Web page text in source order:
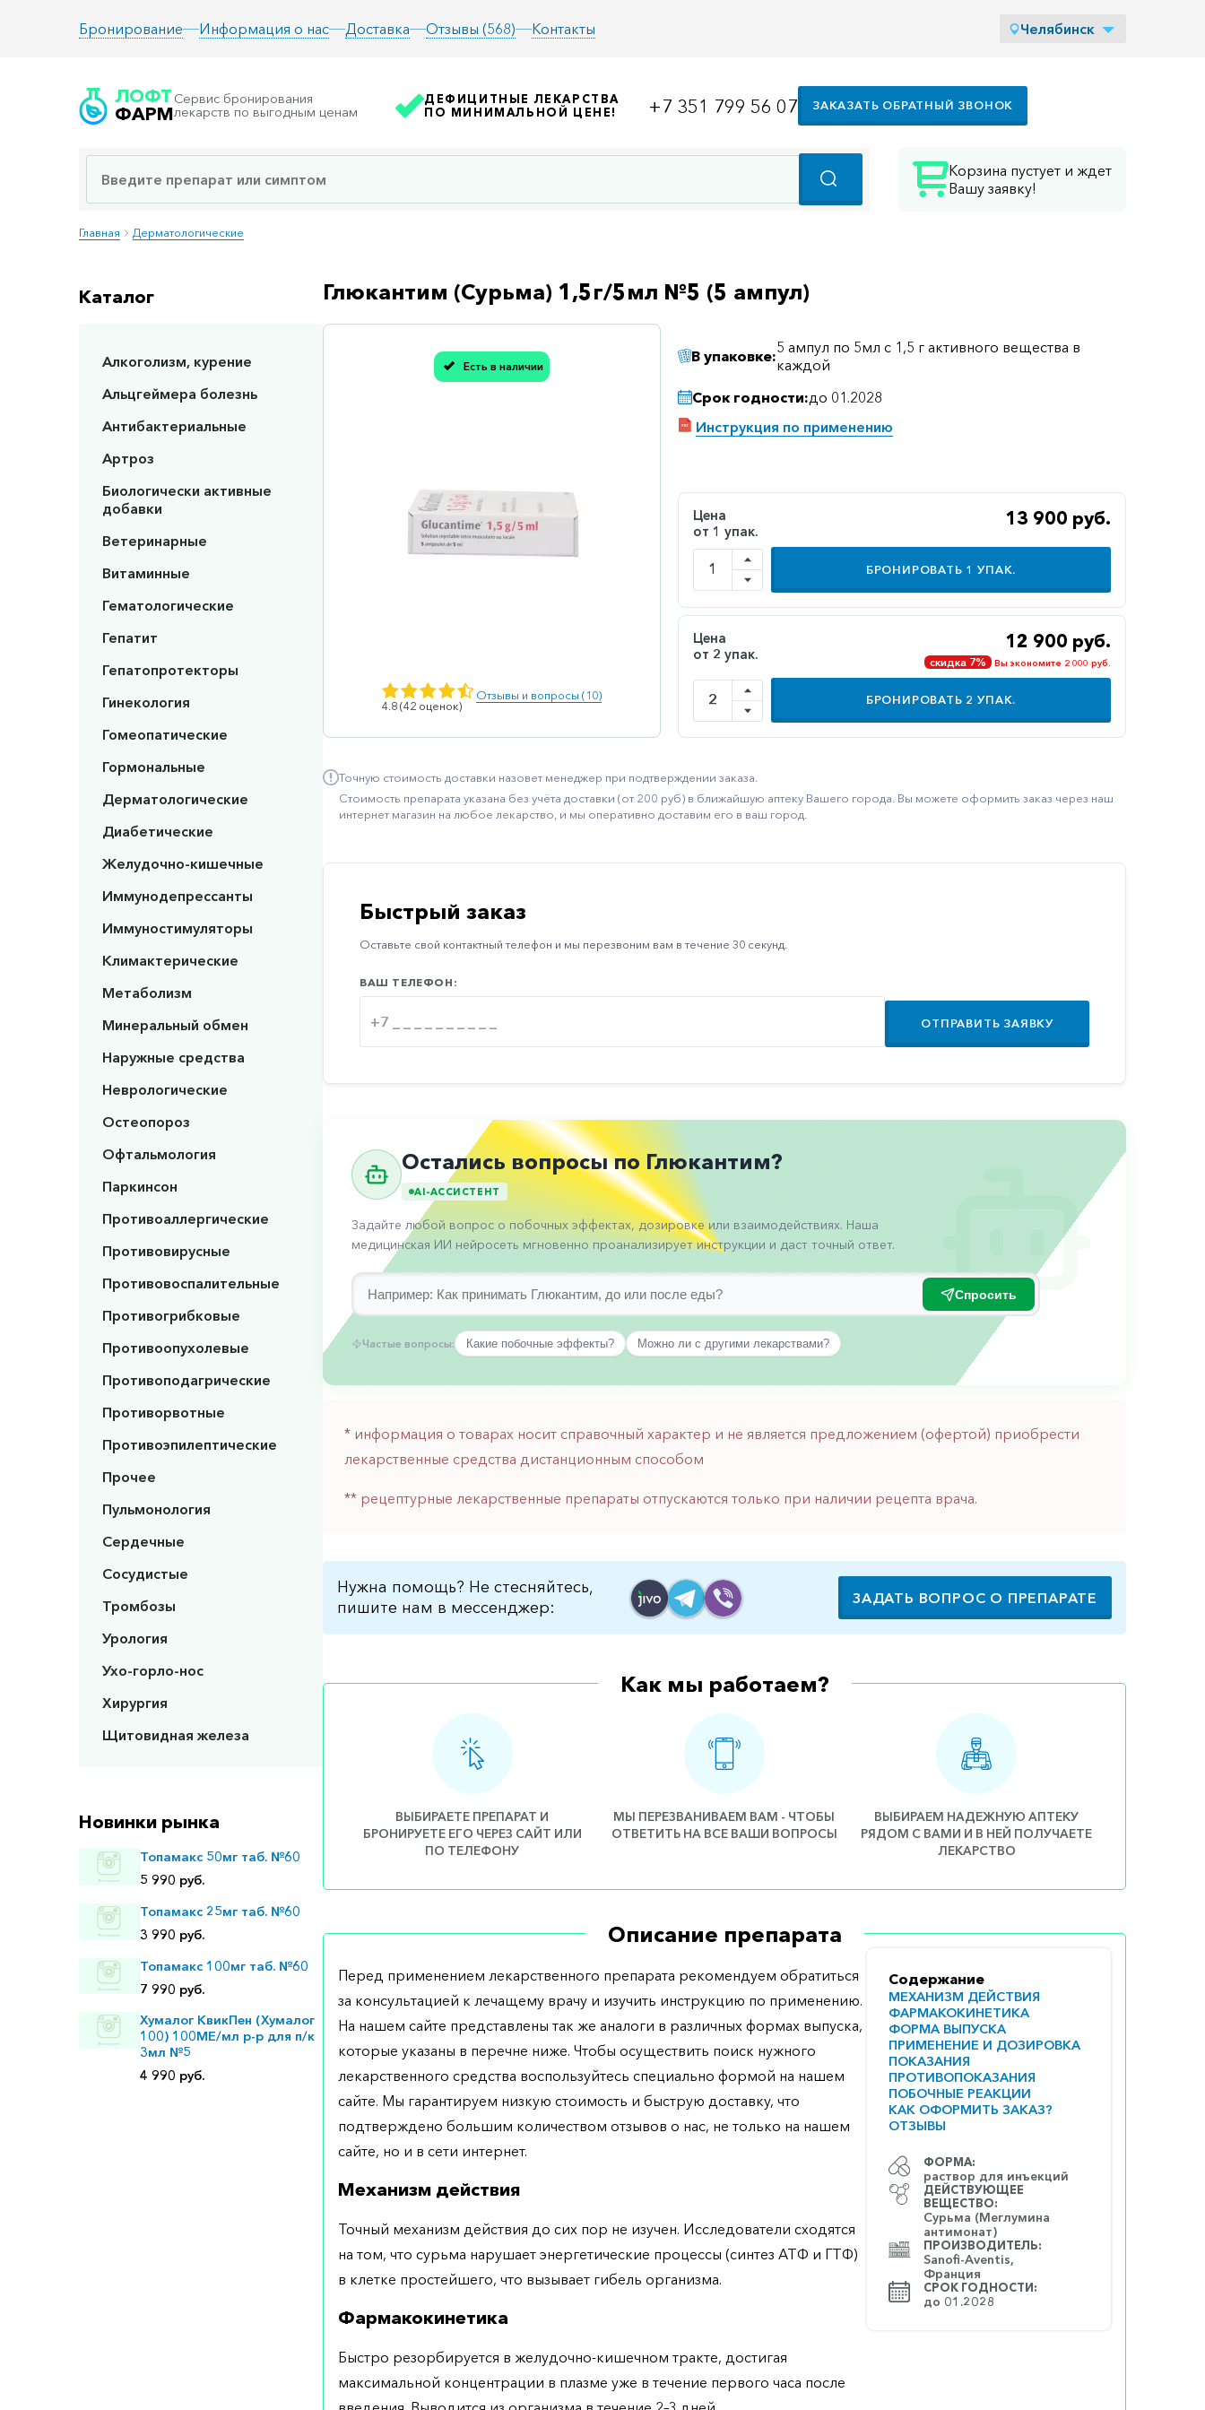
Бронирование Информация о нас Доставка Отзывы (568) Контакты Челябинск
ЛОФТ
ФАРМ
Сервис бронирования
лекарств по выгодным ценам
Корзина пустует и ждет
Вашу заявку!
ДЕФИЦИТНЫЕ ЛЕКАРСТВА
ПО МИНИМАЛЬНОЙ ЦЕНЕ!
+7 351 799 56 07 ЗАКАЗАТЬ ОБРАТНЫЙ ЗВОНОК
Главная Дерматологические
Каталог
Алкоголизм, курение
Альцгеймера болезнь
Антибактериальные
Артроз
Биологически активные
добавки
Ветеринарные
Витаминные
Гематологические
Гепатит
Гепатопротекторы
Гинекология
Гомеопатические
Гормональные
Дерматологические
Диабетические
Желудочно-кишечные
Иммунодепрессанты
Иммуностимуляторы
Климактерические
Метаболизм
Минеральный обмен
Наружные средства
Неврологические
Остеопороз
Офтальмология
Паркинсон
Противоаллергические
Противовирусные
Противовоспалительные
Противогрибковые
Противоопухолевые
Противоподагрические
Противорвотные
Противоэпилептические
Прочее
Пульмонология
Сердечные
Сосудистые
Тромбозы
Урология
Ухо-горло-нос
Хирургия
Щитовидная железа
Новинки рынка
Топамакс 50мг таб. №60
5 990 руб.
Топамакс 25мг таб. №60
3 990 руб.
Топамакс 100мг таб. №60
7 990 руб.
Хумалог КвикПен (Хумалог
100) 100МЕ/мл р-р для п/к
3мл №5
4 990 руб.
Глюкантим (Сурьма) 1,5г/5мл №5 (5 ампул)
Есть в наличии
4.8 (42 оценок)
Отзывы и вопросы (10)
Спасибо, мы учли Вашу оценку! В упаковке:5 ампул по 5мл с 1,5 г активного вещества в
каждой
Срок годности:до 01.2028
Инструкция по применению
Цена
от 1 упак.
13 900 руб.
БРОНИРОВАТЬ 1 УПАК.
Цена
от 2 упак.
12 900 руб.
скидка 7% Вы экономите 2 000 руб.
БРОНИРОВАТЬ 2 УПАК.
Точную стоимость доставки назовет менеджер при подтверждении заказа.
Стоимость препарата указана без учёта доставки (от 200 руб) в ближайшую аптеку Вашего города. Вы можете оформить заказ через наш
интернет магазин на любое лекарство, и мы оперативно доставим его в ваш город.
Быстрый заказ
Оставьте свой контактный телефон и мы перезвоним вам в течение 30 секунд.
ВАШ ТЕЛЕФОН:
ОТПРАВИТЬ ЗАЯВКУ
Остались вопросы по Глюкантим?
AI-АССИСТЕНТ
Задайте любой вопрос о побочных эффектах, дозировке или взаимодействиях. Наша
медицинская ИИ нейросеть мгновенно проанализирует инструкции и даст точный ответ.
Спросить
Частые вопросы: Какие побочные эффекты? Можно ли с другими лекарствами?
* информация о товарах носит справочный характер и не является предложением (офертой) приобрести
лекарственные средства дистанционным способом
** рецептурные лекарственные препараты отпускаются только при наличии рецепта врача.
Нужна помощь? Не стесняйтесь,
пишите нам в мессенджер:
ЗАДАТЬ ВОПРОС О ПРЕПАРАТЕ
Как мы работаем?
ВЫБИРАЕТЕ ПРЕПАРАТ И
БРОНИРУЕТЕ ЕГО ЧЕРЕЗ САЙТ ИЛИ
ПО ТЕЛЕФОНУ
МЫ ПЕРЕЗВАНИВАЕМ ВАМ - ЧТОБЫ
ОТВЕТИТЬ НА ВСЕ ВАШИ ВОПРОСЫ
ВЫБИРАЕМ НАДЕЖНУЮ АПТЕКУ
РЯДОМ С ВАМИ И В НЕЙ ПОЛУЧАЕТЕ
ЛЕКАРСТВО
Описание препарата
Содержание
МЕХАНИЗМ ДЕЙСТВИЯ
ФАРМАКОКИНЕТИКА
ФОРМА ВЫПУСКА
ПРИМЕНЕНИЕ И ДОЗИРОВКА
ПОКАЗАНИЯ
ПРОТИВОПОКАЗАНИЯ
ПОБОЧНЫЕ РЕАКЦИИ
КАК ОФОРМИТЬ ЗАКАЗ?
ОТЗЫВЫ
ФОРМА:
раствор для инъекций
ДЕЙСТВУЮЩЕЕ
ВЕЩЕСТВО:
Сурьма (Меглумина
антимонат)
ПРОИЗВОДИТЕЛЬ:
Sanofi-Aventis,
Франция
СРОК ГОДНОСТИ:
до 01.2028
Перед применением лекарственного препарата рекомендуем обратиться
за консультацией к лечащему врачу и изучить инструкцию по применению.
На нашем сайте представлены так же аналоги в различных формах выпуска,
которые указаны в перечне ниже. Чтобы осуществить поиск нужного
лекарственного средства воспользуйтесь специально формой на нашем
сайте. Мы гарантируем низкую стоимость и быструю доставку, что
подтверждено большим количеством отзывов о нас, не только на нашем
сайте, но и в сети интернет.
Механизм действия
Точный механизм действия до сих пор не изучен. Исследователи сходятся
на том, что сурьма нарушает энергетические процессы (синтез АТФ и ГТФ)
в клетке простейшего, что вызывает гибель организма.
Фармакокинетика
Быстро резорбируется в желудочно-кишечном тракте, достигая
максимальной концентрации в плазме уже в течение первого часа после